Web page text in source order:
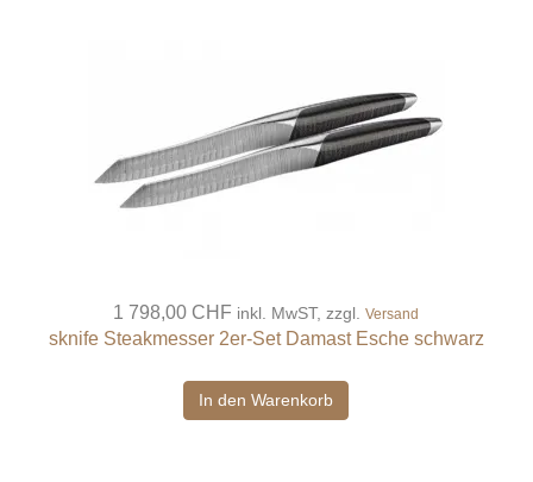
1 798,00 CHF inkl. MwST, zzgl.Versand
sknife Steakmesser 2er-Set Damast Esche schwarz
In den Warenkorb